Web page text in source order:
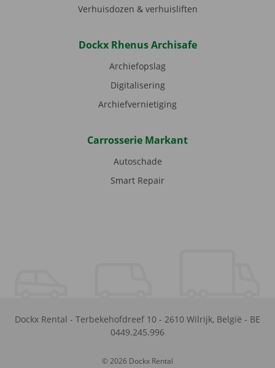
Verhuisdozen & verhuisliften
Dockx Rhenus Archisafe
Archiefopslag
Digitalisering
Archiefvernietiging
Carrosserie Markant
Autoschade
Smart Repair
Dockx Rental - Terbekehofdreef 10 - 2610 Wilrijk, België - BE
0449.245.996
© 2026 Dockx Rental